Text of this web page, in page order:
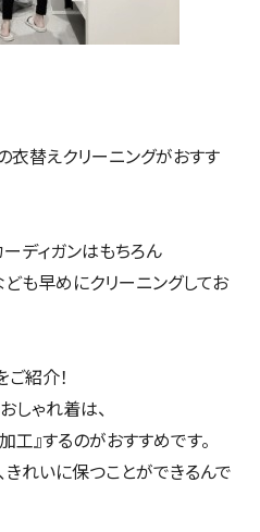
衣替えクリーニングがおすす
ディガンはもちろん
も早めにクリーニングしてお
紹介！
しゃれ着は、
工』するのがおすすめです。
れいに保つことができるんで